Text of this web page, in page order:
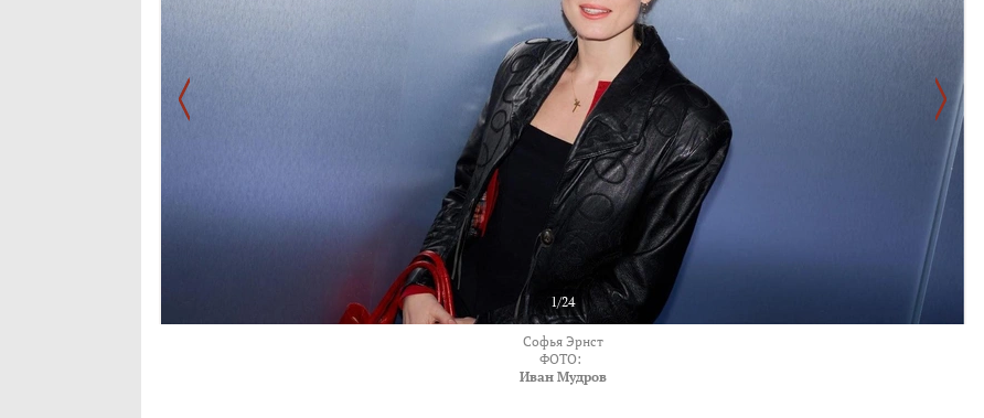
1/24
Софья Эрнст
ФОТО:
Иван Мудров